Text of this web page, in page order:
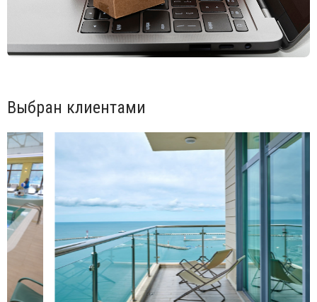
Выбран клиентами